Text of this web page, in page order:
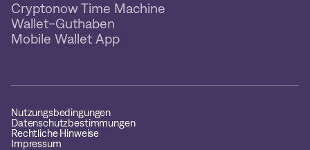
Cryptonow Time Machine
Wallet-Guthaben
Mobile Wallet App
Nutzungsbedingungen
Datenschutzbestimmungen
Rechtliche Hinweise
Impressum